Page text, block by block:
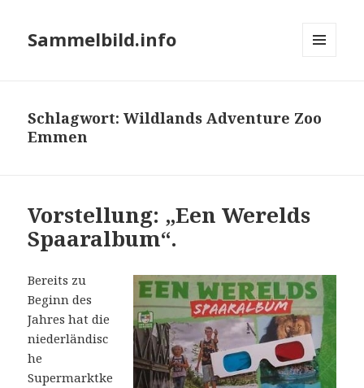
Sammelbild.info
Schlagwort:Wildlands Adventure Zoo
Emmen
Vorstellung: „Een Werelds
Spaaralbum“.
Bereits zu
Beginn des
Jahres hat die
niederländisc
he
Supermarktke